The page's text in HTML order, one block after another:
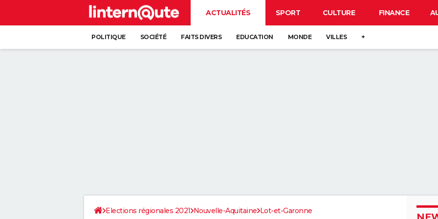
ACTUALITÉS SPORT CULTURE FINANCE
POLITIQUE SOCIÉTÉ FAITS DIVERS EDUCATION MONDE VILLES +
Elections régionales 2021 Nouvelle-Aquitaine Lot-et-Garonne